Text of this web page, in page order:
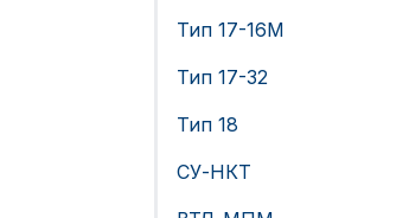
Тип 17-16М
Тип 17-32
Тип 18
СУ-НКТ